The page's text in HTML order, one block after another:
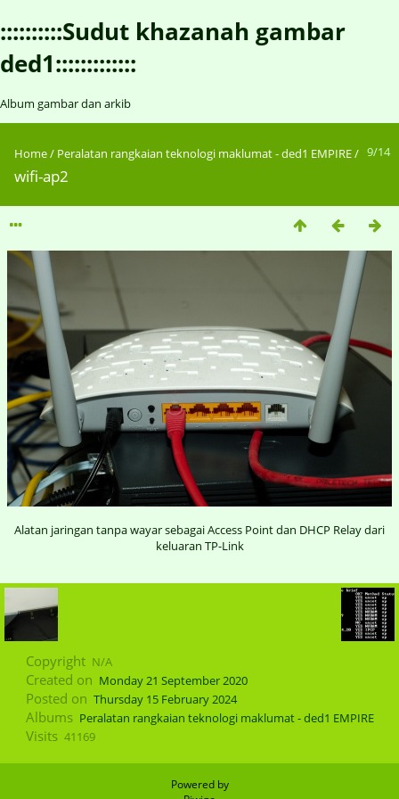
::::::::::Sudut khazanah gambar
ded1:::::::::::::
Album gambar dan arkib
9/14
Home/ Peralatan rangkaian teknologi maklumat - ded1 EMPIRE/
wifi-ap2
Alatan jaringan tanpa wayar sebagai Access Point dan DHCP Relay dari
keluaran TP-Link
Copyright N/A
Created on Monday 21 September 2020
Posted on Thursday 15 February 2024
Albums Peralatan rangkaian teknologi maklumat - ded1 EMPIRE
Visits 41169
Powered by